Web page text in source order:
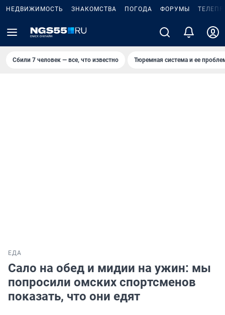
НЕДВИЖИМОСТЬ ЗНАКОМСТВА ПОГОДА ФОРУМЫ
Сбили 7 человек — все, что известно Тюремная система и ее
ЕДА
Сало на обед и мидии на ужин: мы
попросили омских спортсменов
показать, что они едят